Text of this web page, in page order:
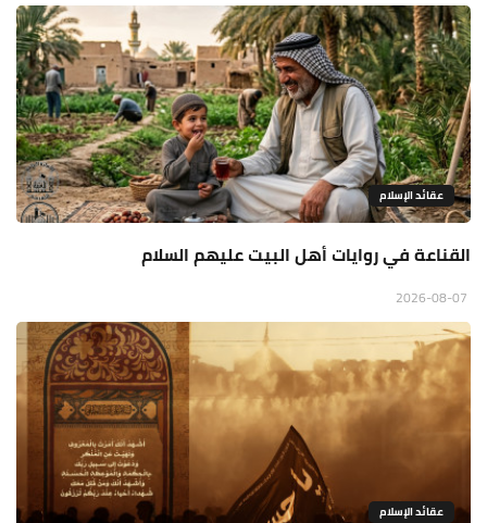
عقائد الإسلام
القناعة في روايات أهل البيت عليهم السلام
عقائد الإسلام